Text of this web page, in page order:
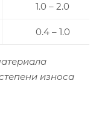
1.0 – 2.0
0.4 – 1.0
износа